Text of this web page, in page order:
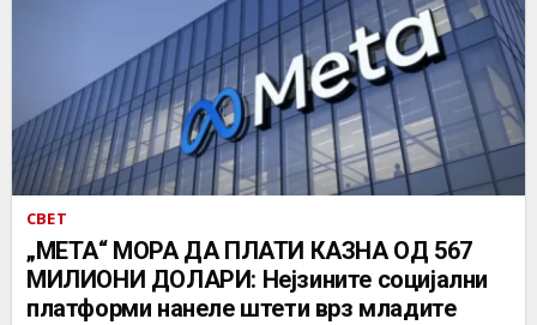
СВЕТ
„МЕТА“ МОРА ДА ПЛАТИ КАЗНА ОД 567
МИЛИОНИ ДОЛАРИ: Нејзините социјални
платформи нанеле штети врз младите